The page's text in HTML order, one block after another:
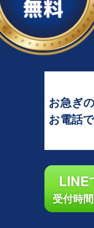
お急ぎ
お電話で
LINE
受付時